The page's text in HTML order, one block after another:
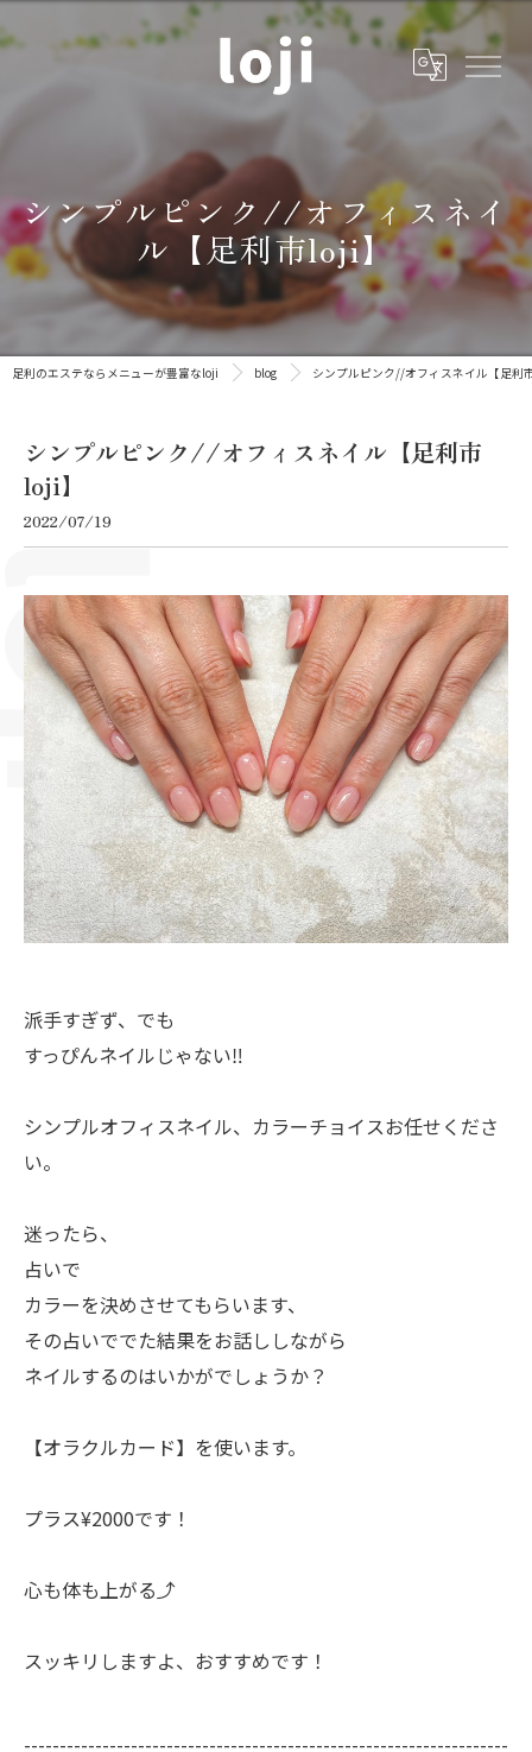
シンプルピンク//オフィスネイ
ル【足利市loji】
足利のエステならメニューが豊富なloji blog シンプルピンク//オフィスネイル【足利
シンプルピンク//オフィスネイル【足利市
loji】
2022/07/19
派手すぎず、でも
すっぴんネイルじゃない‼︎
シンプルオフィスネイル、カラーチョイスお任せくださ
い。
迷ったら、
占いで
カラーを決めさせてもらいます、
その占いででた結果をお話ししながら
ネイルするのはいかがでしょうか？
【オラクルカード】を使います。
プラス¥2000です！
心も体も上がる⤴︎
スッキリしますよ、おすすめです！
--------------------------------------------------------------------